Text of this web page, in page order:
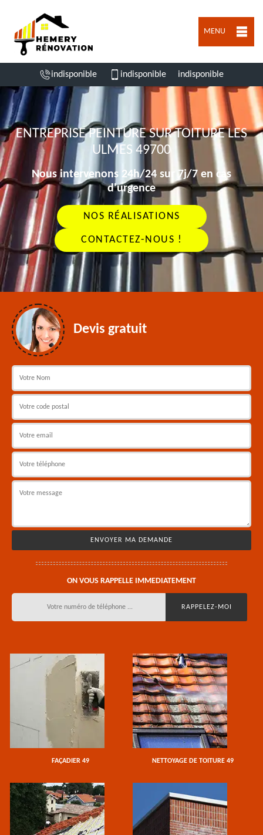
MENU
indisponible indisponible indisponible
ENTREPRISE PEINTURE SUR TOITURE LES
ULMES 49700
Nous intervenons 24h/24 sur 7j/7 en cas
d'urgence
NOS RÉALISATIONS
CONTACTEZ-NOUS !
Devis gratuit
ON VOUS RAPPELLE IMMEDIATEMENT
FAÇADIER 49 NETTOYAGE DE TOITURE 49